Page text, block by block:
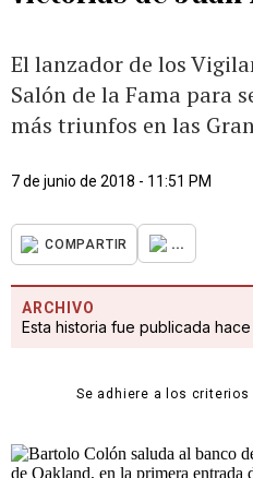
El lanzador de los
Salón de la Fama para
más triunfos en las
7 de junio de 2018 - 11:51 PM
COMPARTIR ...
ARCHIVO
Esta historia fue publicada
Se adhiere a los criterios